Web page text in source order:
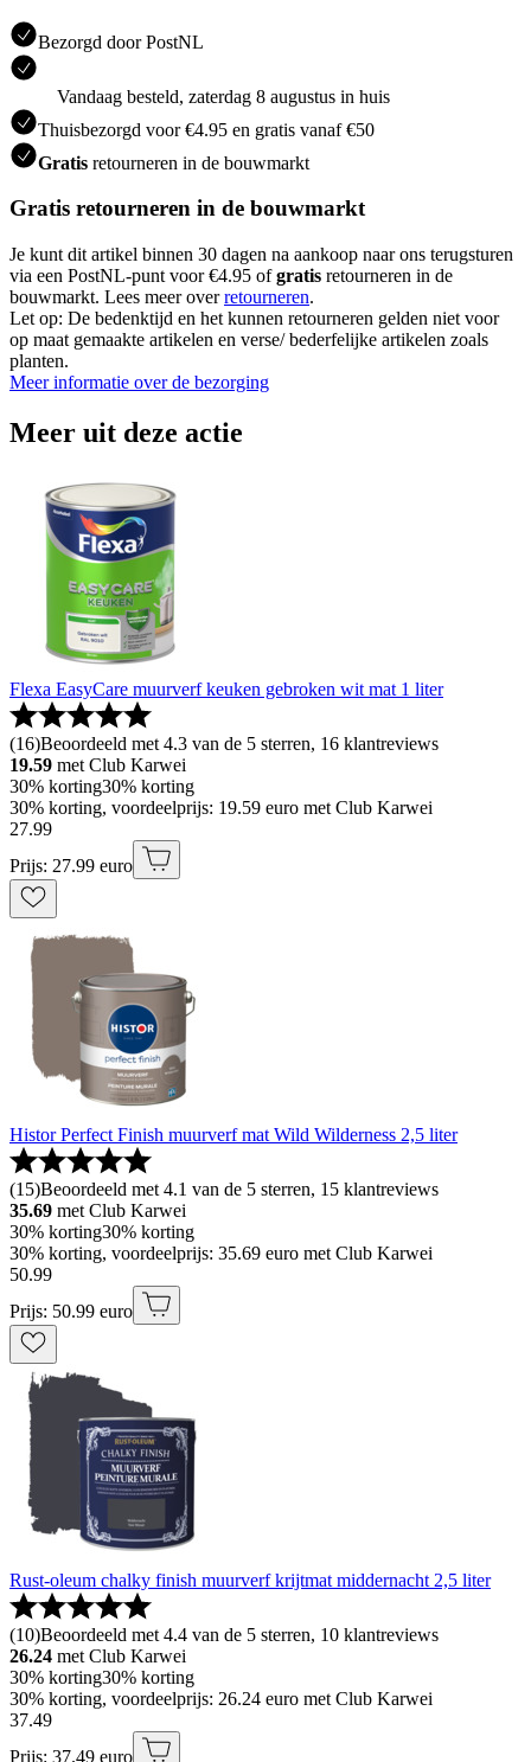
Bezorgd door PostNL
Vandaag besteld, zaterdag 8 augustus in huis
Thuisbezorgd voor €4.95 en gratis vanaf €50
Gratis retourneren in de bouwmarkt
Gratis retourneren in de bouwmarkt
Je kunt dit artikel binnen 30 dagen na aankoop naar ons terugsturen
via een PostNL-punt voor €4.95 ofgratis retourneren in de
bouwmarkt. Lees meer overretourneren.
Let op: De bedenktijd en het kunnen retourneren gelden niet voor
op maat gemaakte artikelen en verse/ bederfelijke artikelen zoals
planten.
Meer informatie over de bezorging
Meer uit deze actie
Flexa EasyCare muurverf keuken gebroken wit mat 1 liter
(16)Beoordeeld met 4.3 van de 5 sterren, 16 klantreviews
19.59 met Club Karwei
30% korting30% korting
30% korting, voordeelprijs: 19.59 euro met Club Karwei
27.99
Prijs: 27.99 euro
Histor Perfect Finish muurverf mat Wild Wilderness 2,5 liter
(15)Beoordeeld met 4.1 van de 5 sterren, 15 klantreviews
35.69 met Club Karwei
30% korting30% korting
30% korting, voordeelprijs: 35.69 euro met Club Karwei
50.99
Prijs: 50.99 euro
Rust-oleum chalky finish muurverf krijtmat middernacht 2,5 liter
(10)Beoordeeld met 4.4 van de 5 sterren, 10 klantreviews
26.24 met Club Karwei
30% korting30% korting
30% korting, voordeelprijs: 26.24 euro met Club Karwei
37.49
Prijs: 37.49 euro